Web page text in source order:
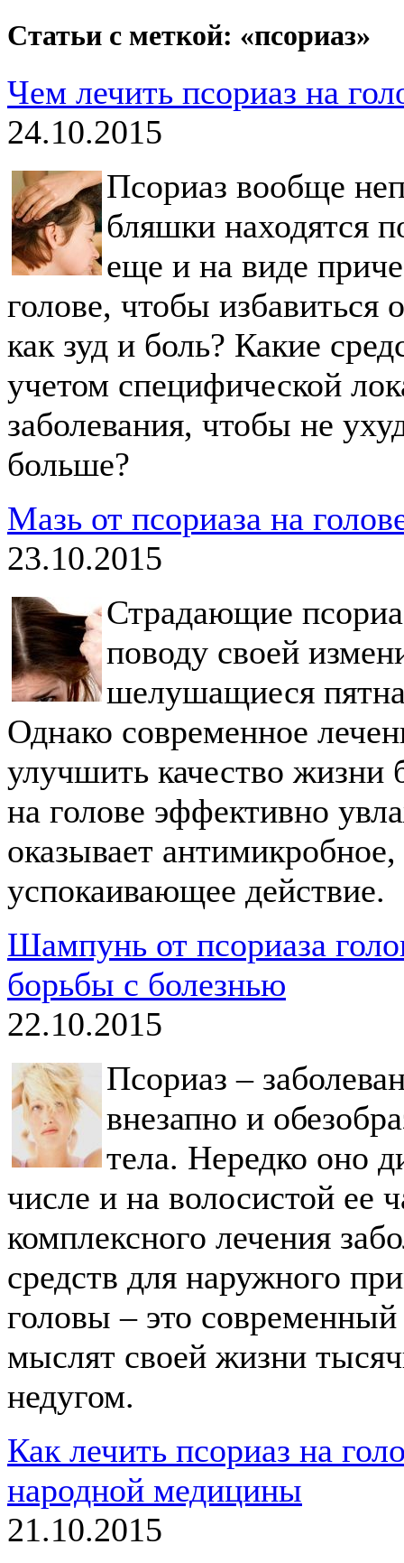
Статьи с меткой: «псориаз»
Чем лечить псориаз на
24.10.2015
Псориаз вообще
бляшки находятся
еще и на виде
голове, чтобы
как зуд и боль? Какие
учетом специфической
заболевания, чтобы не
больше?
Мазь от псориаза на
23.10.2015
Страдающие
поводу своей
шелушащиеся пятна
Однако современное
улучшить качество жизни
на голове эффективно
оказывает
успокаивающее действие.
Шампунь от псориаза
борьбы с болезнью
22.10.2015
Псориаз –
внезапно и
тела. Нередко оно
числе и на волосистой ее
комплексного лечения
средств для наружного
головы – это современный
мыслят своей жизни
недугом.
Как лечить псориаз на
народной медицины
21.10.2015